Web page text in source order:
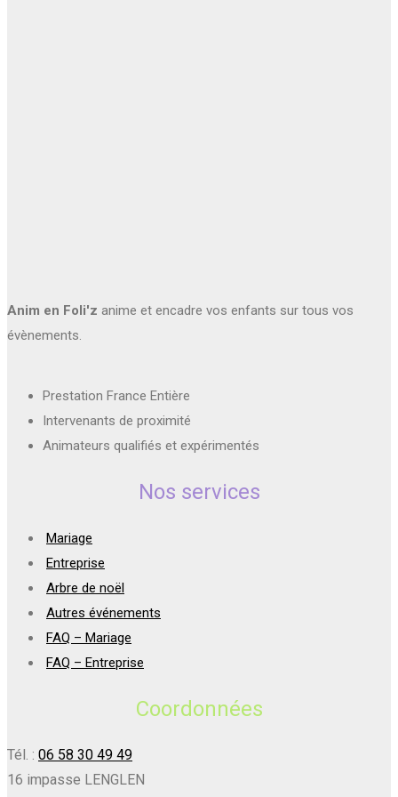
Anim en Foli'z anime et encadre vos enfants sur tous vos
évènements.
Prestation France Entière
Intervenants de proximité
Animateurs qualifiés et expérimentés
Nos services
Mariage
Entreprise
Arbre de noël
Autres événements
FAQ – Mariage
FAQ – Entreprise
Coordonnées
Tél. : 06 58 30 49 49
16 impasse LENGLEN